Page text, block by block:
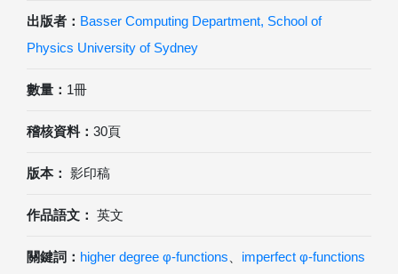
出版者： Basser Computing Department, School of
Physics University of Sydney
數量： 1冊
稽核資料： 30頁
版本： 影印稿
作品語文： 英文
關鍵詞： higher degree φ-functions imperfect φ-functions